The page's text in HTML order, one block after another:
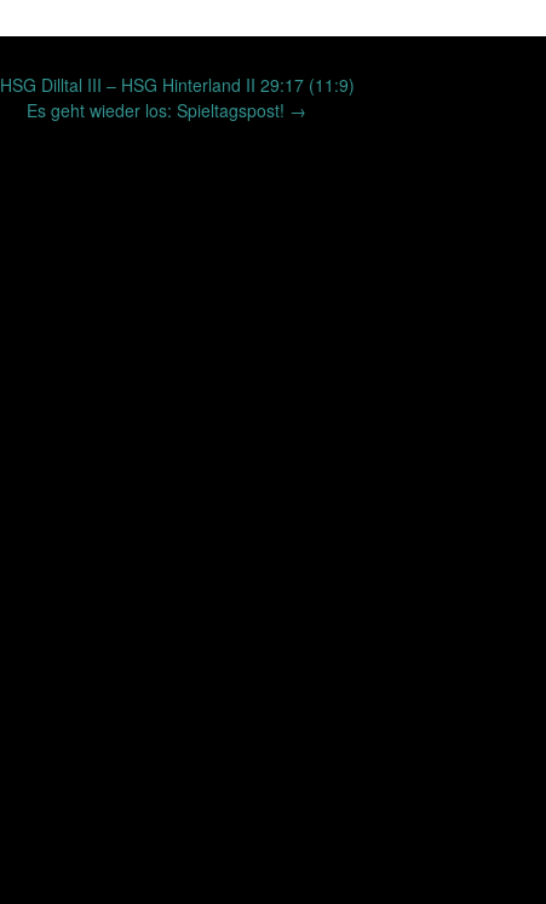
HSG Dilltal III – HSG Hinterland II 29:17 (11:9)
Es geht wieder los: Spieltagspost! →